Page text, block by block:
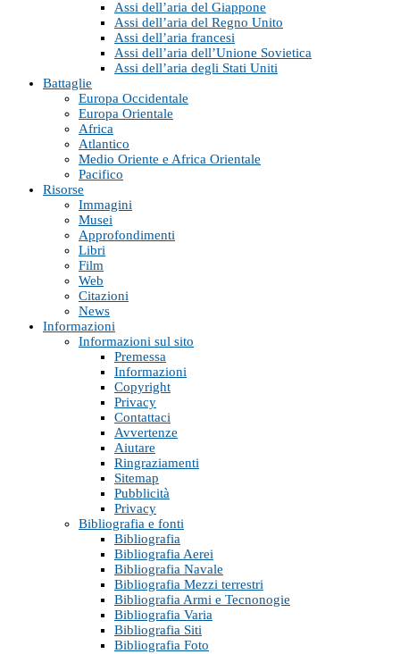
Assi dell’aria del Giappone
Assi dell’aria del Regno Unito
Assi dell’aria francesi
Assi dell’aria dell’Unione Sovietica
Assi dell’aria degli Stati Uniti
Battaglie
Europa Occidentale
Europa Orientale
Africa
Atlantico
Medio Oriente e Africa Orientale
Pacifico
Risorse
Immagini
Musei
Approfondimenti
Libri
Film
Web
Citazioni
News
Informazioni
Informazioni sul sito
Premessa
Informazioni
Copyright
Privacy
Contattaci
Avvertenze
Aiutare
Ringraziamenti
Sitemap
Pubblicità
Privacy
Bibliografia e fonti
Bibliografia
Bibliografia Aerei
Bibliografia Navale
Bibliografia Mezzi terrestri
Bibliografia Armi e Tecnonogie
Bibliografia Varia
Bibliografia Siti
Bibliografia Foto